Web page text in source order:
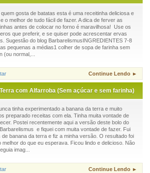
quem gosta de batatas esta é uma receitinha deliciosa e
e o melhor de tudo fácil de fazer. A dica de ferver as
antes de colocar no forno é maravilhosa! Use os
que preferir, e se quiser pode acrescentar ervas
Sugestão do blog BarbarelismusINGREDIENTES 7-8
pequenas a médias1 colher de sopa de farinha sem
(ou normal,...
Continue Lendo ►
com Alfarroba (Sem açúcar e sem farinha)
tinha experimentado a banana da terra e muito
preparado receitas com ela. Tinha muita vontade de
Postei recentemente aqui a versão deste bolo do
e fiquei com muita vontade de fazer. Fui
de banana da terra e fiz a minha versão. O resultado foi
melhor do que eu esperava. Ficou lindo e delicioso. Não
imag...
Continue Lendo ►